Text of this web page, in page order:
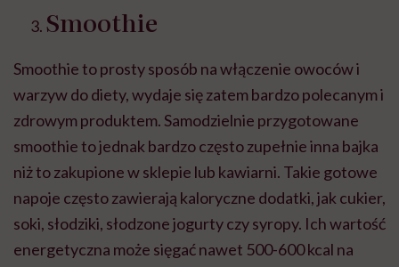
Smoothie
Smoothie to prosty sposób na włączenie owoców i
warzyw do diety, wydaje się zatem bardzo polecanym i
zdrowym produktem. Samodzielnie przygotowane
smoothie to jednak bardzo często zupełnie inna bajka
niż to zakupione w sklepie lub kawiarni. Takie gotowe
napoje często zawierają kaloryczne dodatki, jak cukier,
soki, słodziki, słodzone jogurty czy syropy. Ich wartość
energetyczna może sięgać nawet 500-600 kcal na